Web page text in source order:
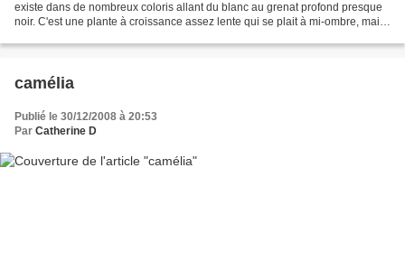
existe dans de nombreux coloris allant du blanc au grenat profond presque
noir. C'est une plante à croissance assez lente qui se plait à mi-ombre, mais
camélia
Publié le 30/12/2008 à 20:53
Par Catherine D